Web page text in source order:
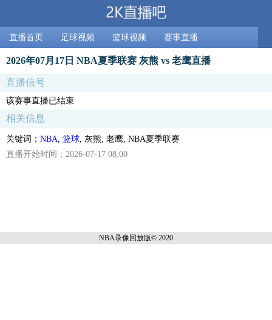
直播首页 足球视频 篮球视频 赛事直播
2026年07月17日 NBA夏季联赛 灰熊 vs 老鹰直播
直播信号
该赛事直播已结束
相关信息
关键词： NBA 篮球 , 灰熊, 老鹰, NBA夏季联赛
直播开始时间：2026-07-17 08:00
NBA录像回放版© 2020